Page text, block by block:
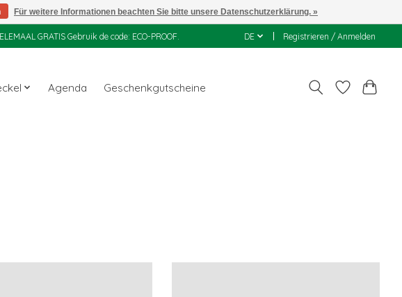
GRATIS Gebruik de code: ECO-PROOF. DE Registrieren / Anmelden
Agenda Geschenkgutscheine
Für weitere Informationen beachten Sie bitte unsere Datenschutzerklärung. »